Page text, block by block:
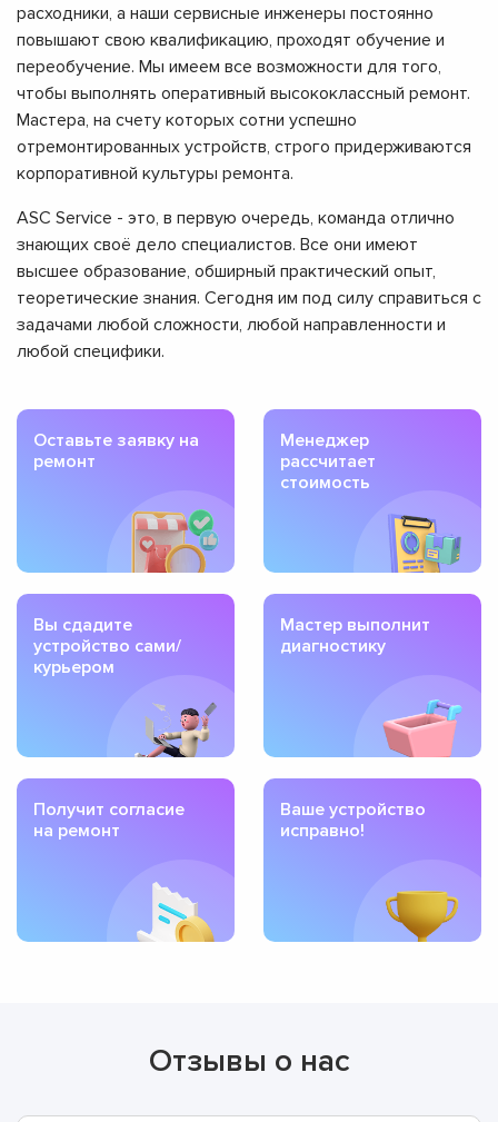
расходники, а наши сервисные инженеры постоянно
повышают свою квалификацию, проходят обучение и
переобучение. Мы имеем все возможности для того,
чтобы выполнять оперативный высококлассный ремонт.
Мастера, на счету которых сотни успешно
отремонтированных устройств, строго придерживаются
корпоративной культуры ремонта.
ASC Service - это, в первую очередь, команда отлично
знающих своё дело специалистов. Все они имеют
высшее образование, обширный практический опыт,
теоретические знания. Сегодня им под силу справиться с
задачами любой сложности, любой направленности и
любой специфики.
Оставьте заявку на
ремонт
Менеджер
рассчитает
стоимость
Вы сдадите
устройство сами/
курьером
Мастер выполнит
диагностику
Получит согласие
на ремонт
Ваше устройство
исправно!
Отзывы о нас